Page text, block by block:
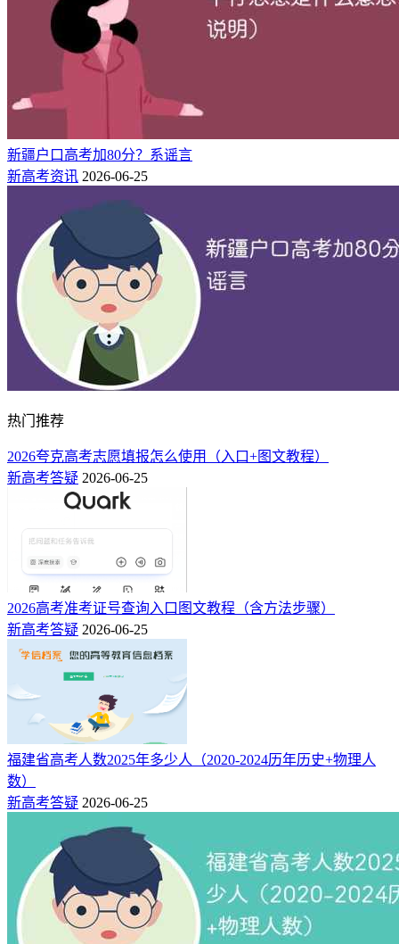
新疆户口高考加80分？系谣言
新高考资讯 2026-06-25
热门推荐
2026夸克高考志愿填报怎么使用（入口+图文教程）
新高考答疑 2026-06-25
2026高考准考证号查询入口图文教程（含方法步骤）
新高考答疑 2026-06-25
福建省高考人数2025年多少人（2020-2024历年历史+物理人
数）
新高考答疑 2026-06-25